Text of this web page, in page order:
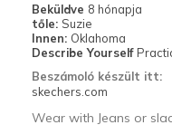
Sizing
View On Shoes
I'm
Beküldve 8 hónapja
tőle: Suzie
Innen: Oklahoma
Describe Yourself
Beszámoló készült itt:
skechers.com
Wear with Jeans or